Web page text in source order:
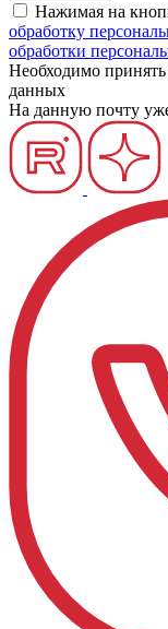
Нажимая на
обработку
обработки
Необходимо принять
данных
На данную почту